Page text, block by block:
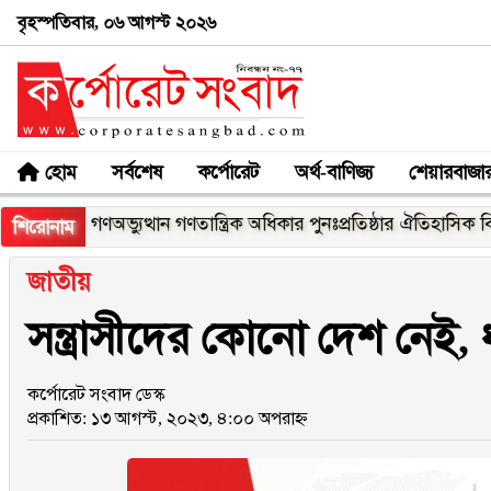
বৃহস্পতিবার, ০৬ আগস্ট ২০২৬
হোম সর্বশেষ কর্পোরেট অর্থ-বাণিজ্য
শিরোনামগণতান্ত্রিক অধিকার পুনঃপ্রতিষ্ঠার ঐতিহাসিক বিজয়:
জাতীয়
সন্ত্রাসীদের কোনো দেশ নেই,
কর্পোরেট সংবাদ ডেস্ক
প্রকাশিত: ১৩ আগস্ট, ২০২৩, ৪:০০ অপরাহ্ন